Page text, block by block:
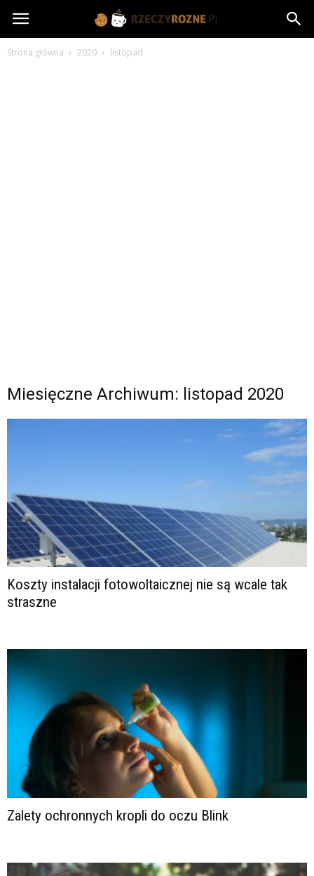
rzeczyrozne.pl
Strona główna 2020 listopad
Miesięczne Archiwum: listopad 2020
Koszty instalacji fotowoltaicznej nie są wcale tak
straszne
Zalety ochronnych kropli do oczu Blink